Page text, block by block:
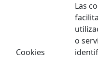
Cookies
Las
o